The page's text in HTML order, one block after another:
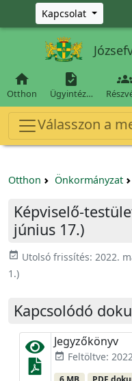
Ugrás a fő tartalomra
Kapcsolat

Otthon

Ügyintéz…
Válasszon a
Otthon Önkormányzat
Képviselő-
június 17.)
event_available Utolsó frissítés: 2022.
1.)
Kapcsolódó
Jegyzőkönyv
event_available Feltöltve: